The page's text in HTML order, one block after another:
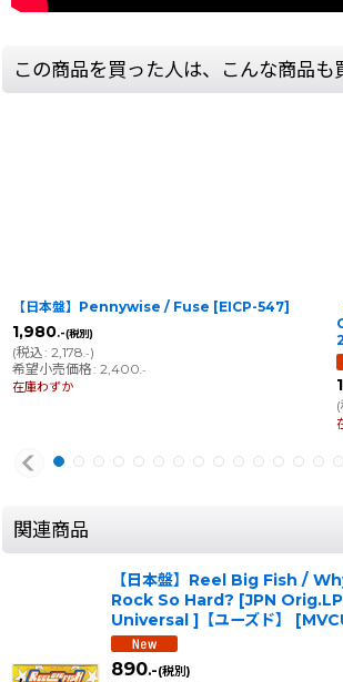
この商品を買った人は、こんな商品も
【日本盤】Pennywise / Fuse [EICP-547]
1,980.-(税別)
(税込: 2,178.-)
希望小売価格: 2,400.-
在庫わずか
(
関連商品
【日本盤】Reel Big Fish /
Rock So Hard? [JPN
Universal ]【ユーズド】
[
890.-(税別)